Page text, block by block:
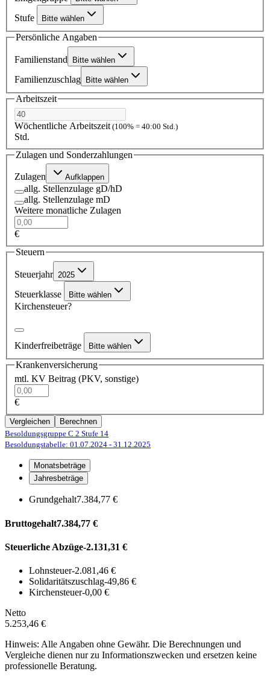
Stufe Bitte wählen
Persönliche Angaben
Familienstand Bitte wählen
Familienzuschlag Bitte wählen
Arbeitszeit
Wöchentliche Arbeitszeit (100% = 40:00 Std.)
Std.
Zulagen und Sonderzahlungen
Zulagen Aufklappen
allg. Stellenzulage gD/hD
allg. Stellenzulage mD
Weitere monatliche Zulagen
€
Steuern
Steuerjahr 2025
Steuerklasse Bitte wählen
Kirchensteuer?
Kinderfreibeträge Bitte wählen
Krankenversicherung
mtl. KV Beitrag (PKV, sonstige)
€
Vergleichen
Berechnen
Besoldungsgruppe C 2 Stufe 14
Besoldungstabelle: 01.07.2024 - 31.12.2025
Monatsbeträge
Jahresbeträge
Grundgehalt7.384,77 €
Bruttogehalt7.384,77 €
Steuerliche Abzüge-2.131,31 €
Lohnsteuer-2.081,46 €
Solidaritätszuschlag-49,86 €
Kirchensteuer-0,00 €
Netto
5.253,46 €
Hinweis: Alle Angaben ohne Gewähr. Die Berechnungen und
Vergleiche dienen nur zu Informationszwecken und ersetzen keine
professionelle Beratung.